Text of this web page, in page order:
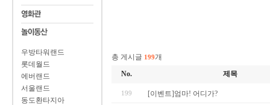
우방타워랜드
롯데월드
에버랜드
서울랜드
동도환타지아
총 게시글 199개
No.
제목
199 [이벤트]엄마! 어디가?